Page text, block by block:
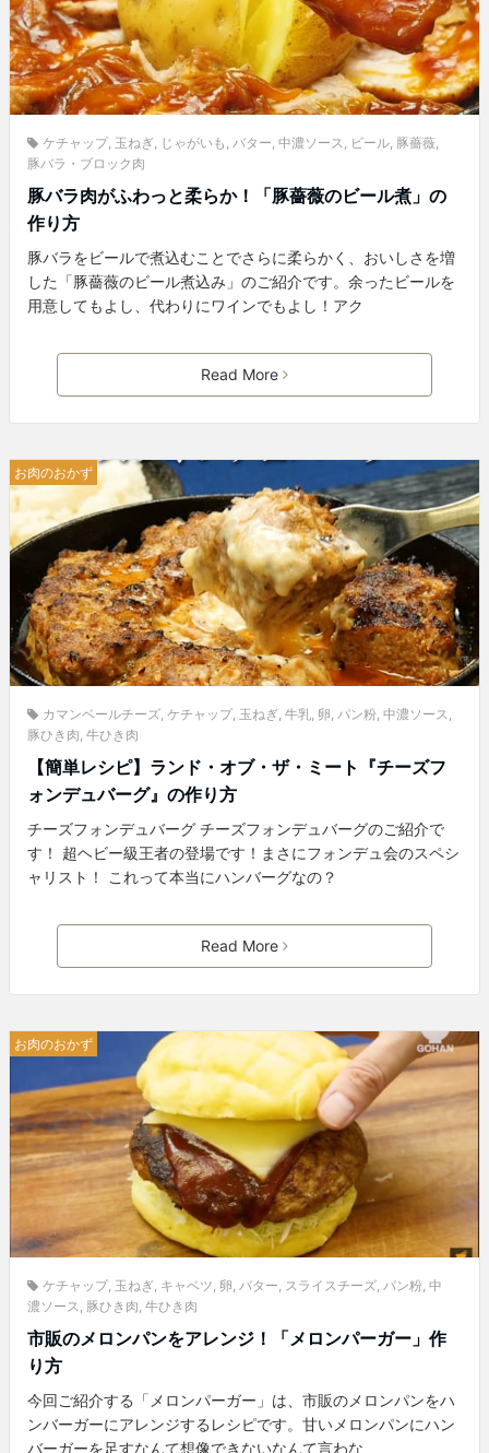
ケチャップ, 玉ねぎ, じゃがいも , バター, 中濃ソース, ビール, 豚薔薇,
豚バラ・ブロック肉
豚バラ肉がふわっと柔らか！「豚薔薇のビール煮」の
作り方
豚バラをビールで煮込むことでさらに柔らかく、おいしさを増
した「豚薔薇のビール煮込み」のご紹介です。余ったビールを
用意してもよし、代わりにワインでもよし！アク
Read More
お肉のおかず
カマンベールチーズ, ケチャップ, 玉ねぎ, 牛乳, 卵, パン粉, 中濃ソース,
豚ひき肉, 牛ひき肉
【簡単レシピ】ランド・オブ・ザ・ミート『チーズフ
ォンデュバーグ』の作り方
チーズフォンデュバーグ チーズフォンデュバーグのご紹介で
す！ 超ヘビー級王者の登場です！まさにフォンデュ会のスペシ
ャリスト！ これって本当にハンバーグなの？
Read More
お肉のおかず
ケチャップ, 玉ねぎ, キャベツ, 卵, バター, スライスチーズ, パン粉, 中
濃ソース, 豚ひき肉, 牛ひき肉
市販のメロンパンをアレンジ！「メロンパーガー」作
り方
今回ご紹介する「メロンパーガー」は、市販のメロンパンをハ
ンバーガーにアレンジするレシピです。甘いメロンパンにハン
バーガーを足すなんて想像できないなんて言わな